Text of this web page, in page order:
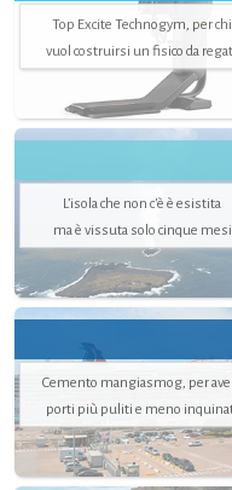
Top Excite Technogym, per chi
vuol costruirsi un fisico da
L’isola che non c'è è esistita
ma è vissuta solo cinque mesi
Cemento mangiasmog, per
porti più puliti e meno